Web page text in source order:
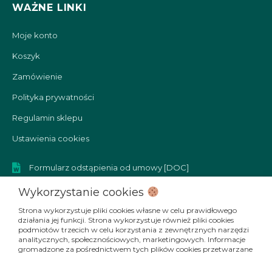
WAŻNE LINKI
Moje konto
Koszyk
Zamówienie
Polityka prywatności
Regulamin sklepu
Ustawienia cookies
Formularz odstąpienia od umowy [DOC]
Formularz reklamacyjny [DOC]
SOCIAL MEDIA
Wykorzystanie cookies
Strona wykorzystuje pliki cookies własne w celu prawidłowego
działania jej funkcji. Strona wykorzystuje również pliki cookies
podmiotów trzecich w celu korzystania z zewnętrznych narzędzi
analitycznych, społecznościowych, marketingowych. Informacje
gromadzone za pośrednictwem tych plików cookies przetwarzane